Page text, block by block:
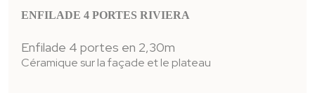
ENFILADE 4 PORTES RIVIERA
Enfilade 4 portes en 2,30m
Céramique sur la façade et le plateau